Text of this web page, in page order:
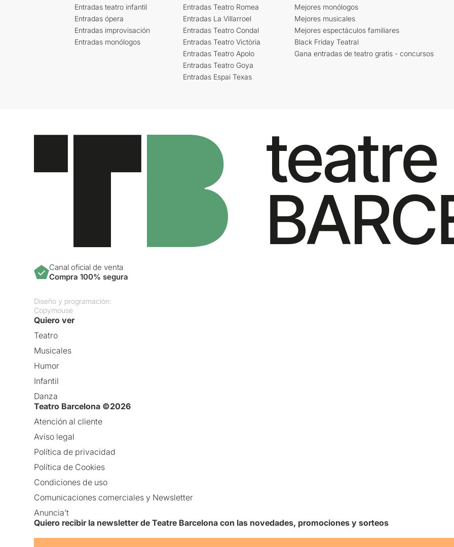
Entradas teatro infantil
Entradas ópera
Entradas improvisación
Entradas monólogos
Entradas Teatro Romea
Entradas La Villarroel
Entradas Teatro Condal
Entradas Teatro Victòria
Entradas Teatro Apolo
Entradas Teatro Goya
Entradas Espai Texas
Mejores monólogos
Mejores musicales
Mejores espectáculos familiares
Black Friday Teatral
Gana entradas de teatro gratis - concursos
Canal oficial de venta
Compra 100% segura
Diseño y programación:
Copymouse
Quiero ver
Teatro
Musicales
Humor
Infantil
Danza
Teatro Barcelona ©2026
Atención al cliente
Aviso legal
Política de privacidad
Política de Cookies
Condiciones de uso
Comunicaciones comerciales y Newsletter
Anuncia’t
Quiero recibir la newsletter de Teatre Barcelona con las novedades, promociones y sorteos